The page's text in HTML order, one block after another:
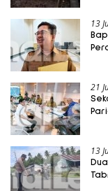
13
21
13